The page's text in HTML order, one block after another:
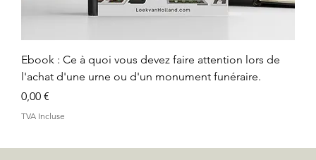
Ebook : Ce à quoi vous devez faire attention lors de
l'achat d'une urne ou d'un monument funéraire.
Prix
0,00 €
TVA Incluse